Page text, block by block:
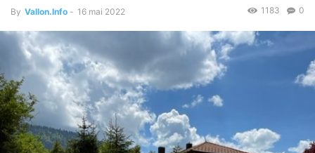
By Vallon.Info - 16 mai 2022 0
1183